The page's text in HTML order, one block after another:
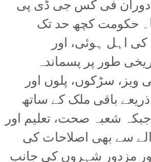
کے دوران فی کس جی ڈی پی
حکومت کچھ حد تک
اہل ہوئی، اور
طور پر پسماندہ
ویز، سڑکوں، پلوں اور
ذریعے باقی ملک کے ساتھ
شعبہ صحت، تعلیم اور
سے بھی اصلاحات کی